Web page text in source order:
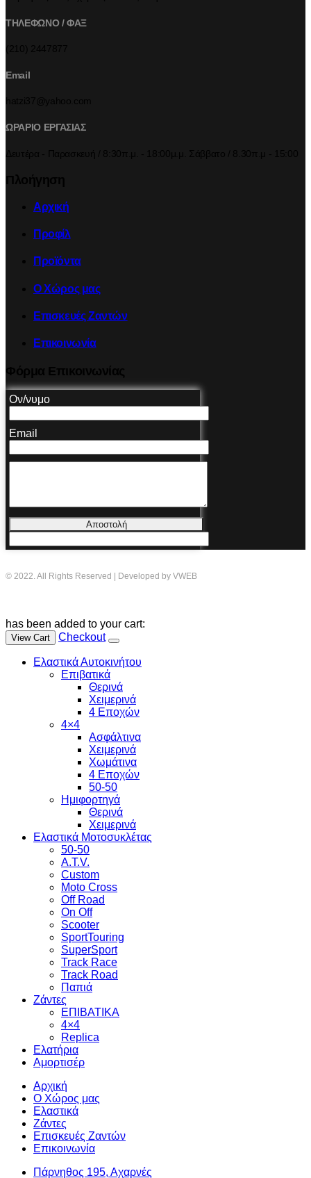
ΤΗΛΕΦΩΝΟ / ΦΑΞ
Email
ΩΡΑΡΙΟ ΕΡΓΑΣΙΑΣ
Αρχική
Προφίλ
Προϊόντα
Ο Χώρος μας
Επισκευές Ζαντών
Επικοινωνία
Ον/νυμο
Email
Αποστολή
© 2022. All Rights Reserved | Developed by VWEB
has been added to your cart:
View Cart Checkout
Ελαστικά Αυτοκινήτου
Επιβατικά
Θερινά
Χειμερινά
4 Εποχών
4×4
Ασφάλτινα
Χειμερινά
Χωμάτινα
4 Εποχών
50-50
Ημιφορτηγά
Θερινά
Χειμερινά
Ελαστικά Μοτοσυκλέτας
50-50
A.T.V.
Custom
Moto Cross
Off Road
On Off
Scooter
SportTouring
SuperSport
Track Race
Track Road
Παπιά
Ζάντες
ΕΠΙΒΑΤΙΚΑ
4×4
Replica
Ελατήρια
Αμορτισέρ
Αρχική
Ο Χώρος μας
Ελαστικά
Ζάντες
Επισκευές Ζαντών
Επικοινωνία
Πάρνηθος 195, Αχαρνές